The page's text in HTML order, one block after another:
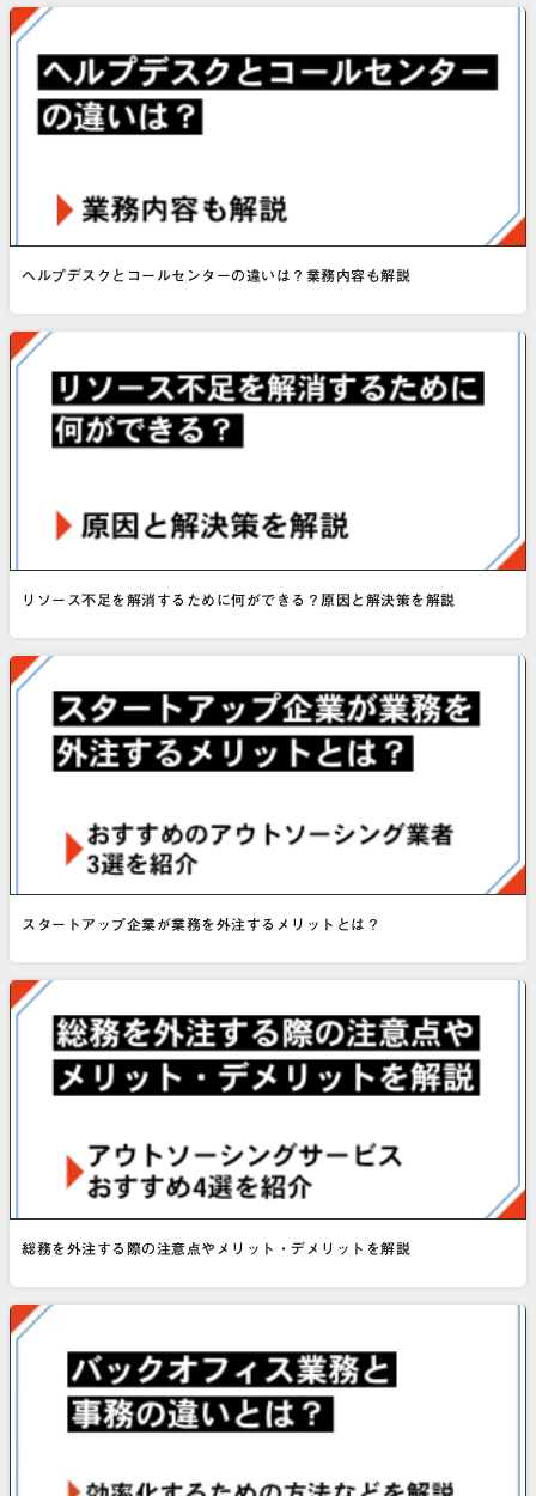
ヘルプデスクとコールセンターの違いは？業務内容も解説
リソース不足を解消するために何ができる？原因と解決策を解説
スタートアップ企業が業務を外注するメリットとは？
総務を外注する際の注意点やメリット・デメリットを解説